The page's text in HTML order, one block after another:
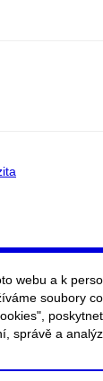
webu a k
soubory
správě a